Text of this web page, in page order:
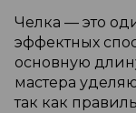
Челка — это
эффектных
основную
мастера
так как